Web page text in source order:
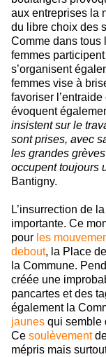
aux entreprises la
du libre choix des
Comme dans tous
femmes
s’organisent
femmes vise à
favoriser
évoquent
insistent sur le
sont prises, avec
les grandes
occupent toujours
Bantigny.
L’insurrection de
importante. Ce
pour les
debout, la Place
la Commune.
créée une
pancartes et des
également la
jaunes qui semble
Ce soulèvement
mépris mais